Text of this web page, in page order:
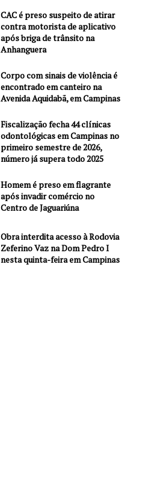
CAC é preso suspeito de atirar
contra motorista de aplicativo
após briga de trânsito na
Anhanguera
Corpo com sinais de violência é
encontrado em canteiro na
Avenida Aquidabã, em Campinas
Fiscalização fecha 44 clínicas
odontológicas em Campinas no
primeiro semestre de 2026,
número já supera todo 2025
Homem é preso em flagrante
após invadir comércio no
Centro de Jaguariúna
Obra interdita acesso à Rodovia
Zeferino Vaz na Dom Pedro I
nesta quinta-feira em Campinas